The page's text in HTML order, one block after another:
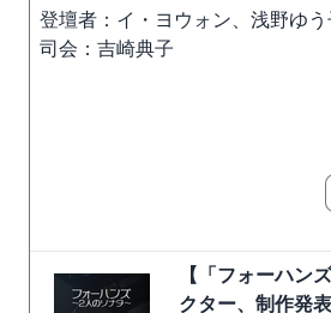
登壇者：イ・ヨウォン、浅野ゆう
司会：吉崎典子
【「フォーハン
クター、制作発